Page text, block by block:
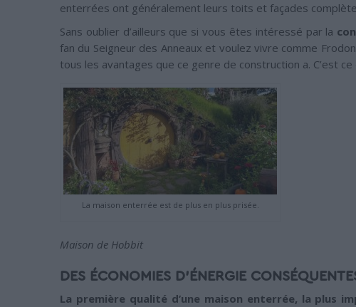
enterrées ont généralement leurs toits et façades
Sans oublier d’ailleurs que si vous êtes intéressé par la
fan du Seigneur des Anneaux et voulez vivre comme
tous les avantages que ce genre de construction a. C’est
La maison enterrée est de plus en plus prisée.
Maison de Hobbit
DES ÉCONOMIES D’ÉNERGIE
La première qualité d’une maison enterrée, la plus